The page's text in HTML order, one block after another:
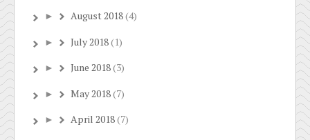
► August 2018(4)
► July 2018(1)
► June 2018(3)
► May 2018(7)
► April 2018(7)